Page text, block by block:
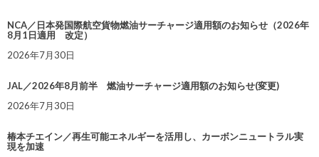
NCA／日本発国際航空貨物燃油サーチャージ適用額のお知らせ（2026年
8月1日適用 改定）
2026年7月30日
JAL／2026年8月前半 燃油サーチャージ適用額のお知らせ(変更)
2026年7月30日
椿本チエイン／再生可能エネルギーを活用し、カーボンニュートラル実
現を加速